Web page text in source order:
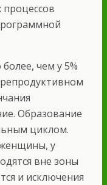
процессов
чем у 5%
Образование
циклом.
у
вне зоны
и исключения